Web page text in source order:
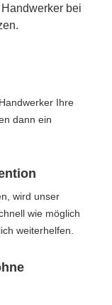
bei
Ihre
dann ein
wird unser
wie möglich
weiterhelfen.